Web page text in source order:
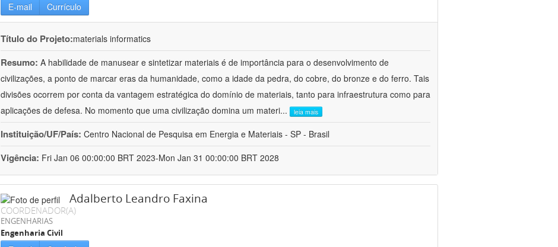
E-mail Currículo
Título do Projeto:materials informatics
Resumo: A habilidade de manusear e sintetizar materiais é de importância para o desenvolvimento de
civilizações, a ponto de marcar eras da humanidade, como a idade da pedra, do cobre, do bronze e do ferro. Tais
divisões ocorrem por conta da vantagem estratégica do domínio de materiais, tanto para infraestrutura como para
aplicações de defesa. No momento que uma civilização domina um materi... leia mais
Instituição/UF/País: Centro Nacional de Pesquisa em Energia e Materiais - SP - Brasil
Vigência: Fri Jan 06 00:00:00 BRT 2023-Mon Jan 31 00:00:00 BRT 2028
Adalberto Leandro Faxina
COORDENADOR(A)
ENGENHARIAS
Engenharia Civil